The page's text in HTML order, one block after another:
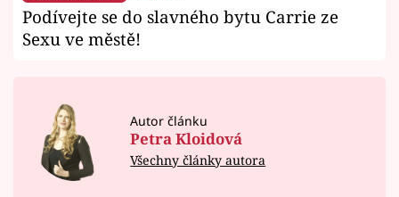
Podívejte se do slavného bytu Carrie ze
Sexu ve městě!
Autor článku
Petra Kloidová
Všechny články autora